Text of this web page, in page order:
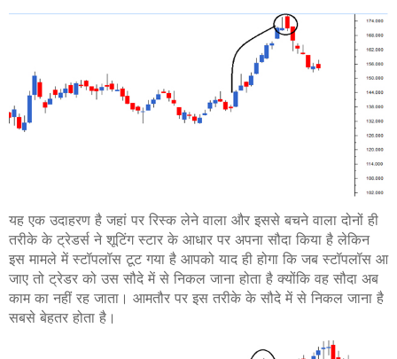
यह एक उदाहरण है जहां पर रिस्क लेने वाला और इससे बचने वाला दोनों ही
तरीके के ट्रेडर्स ने शूटिंग स्टार के आधार पर अपना सौदा किया है लेकिन
इस मामले में स्टॉपलॉस टूट गया है आपको याद ही होगा कि जब स्टॉपलॉस आ
जाए तो ट्रेडर को उस सौदे में से निकल जाना होता है क्योंकि वह सौदा अब
काम का नहीं रह जाता। आमतौर पर इस तरीके के सौदे में से निकल जाना है
सबसे बेहतर होता है।